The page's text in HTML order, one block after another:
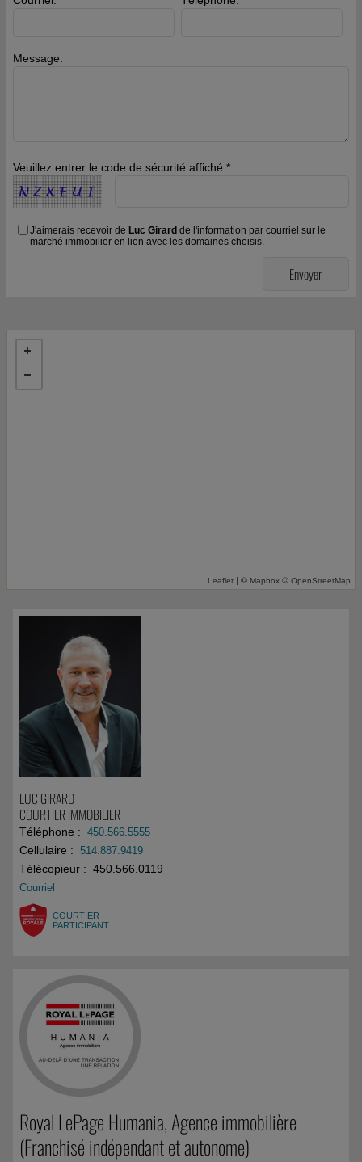
Message:
Veuillez entrer le code de sécurité affiché.*
J'aimerais recevoir de Luc Girard de l'information par courriel sur le
marché immobilier en lien avec les domaines choisis.
Leaflet | © Mapbox © OpenStreetMap
LUC GIRARD
COURTIER IMMOBILIER
Téléphone : 450.566.5555
Cellulaire : 514.887.9419
Télécopieur : 450.566.0119
Courriel
COURTIER
PARTICIPANT
Royal LePage Humania, Agence immobilière
(Franchisé indépendant et autonome)